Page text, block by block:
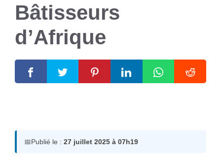
Bâtisseurs
d’Afrique
📅Publié le : 27 juillet 2025 à 07h19